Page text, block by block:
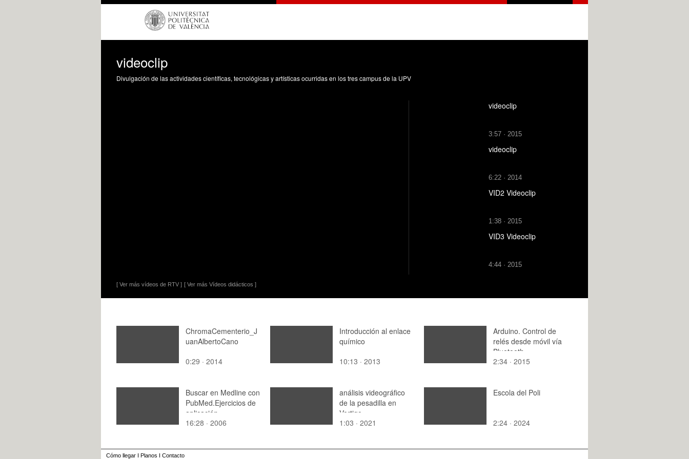
videoclip
Divulgación de las actividades científicas, tecnológicas y artísticas ocurridas en los tres campus de la UPV
[ Ver más vídeos de RTV ] [ Ver más Vídeos didácticos ]
videoclip
3:57 · 2015
videoclip
6:22 · 2014
VID2 Videoclip
1:38 · 2015
VID3 Videoclip
4:44 · 2015
ChromaCementerio_J
uanAlbertoCano
0:29 · 2014
Introducción al enlace
químico
10:13 · 2013
Arduino. Control de
relés desde móvil vía
Bluetooth
2:34 · 2015
Buscar en Medline con
PubMed.Ejercicios de
aplicación
16:28 · 2006
análisis videográfico
de la pesadilla en
Vertigo
1:03 · 2021
Escola del Poli
2:24 · 2024
Cómo llegar I Planos I Contacto